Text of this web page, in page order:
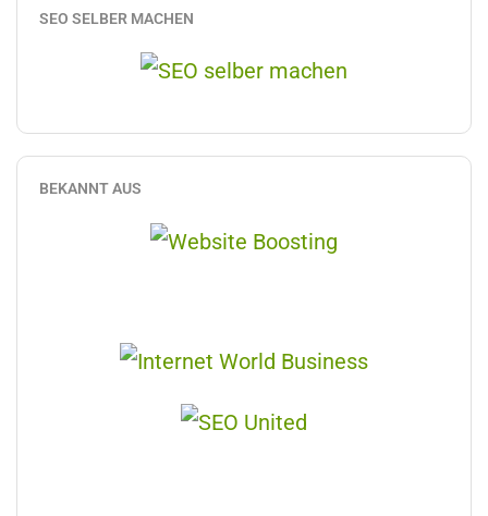
SEO SELBER MACHEN
BEKANNT AUS